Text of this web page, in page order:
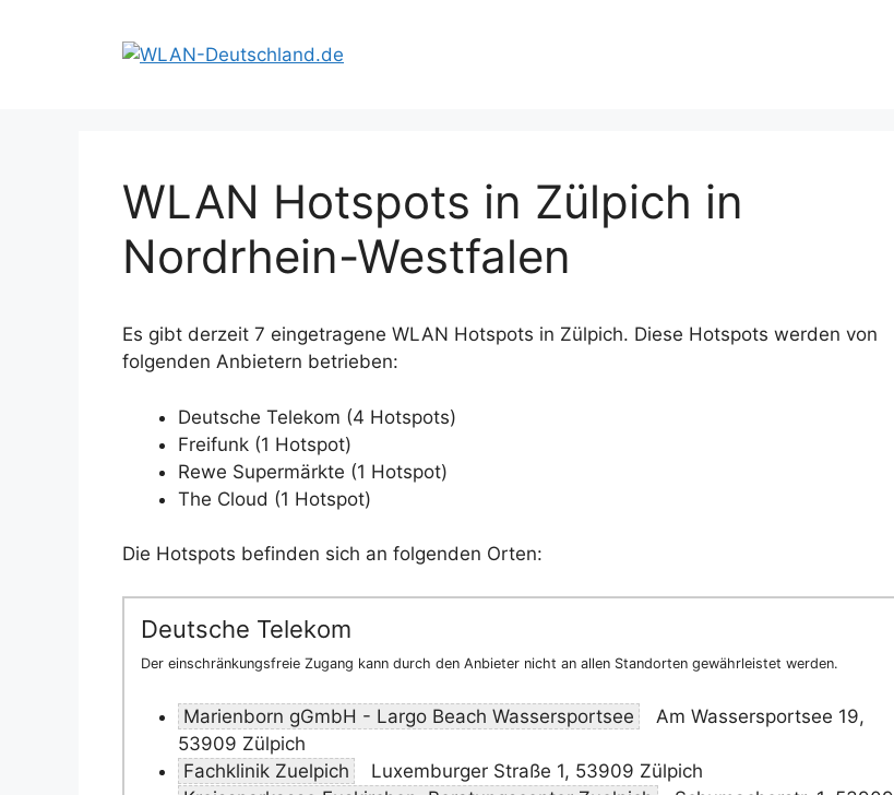
WLAN Hotspots in Zülpich in
Nordrhein-Westfalen
Es gibt derzeit 7 eingetragene WLAN Hotspots in Zülpich. Diese Hotspots werden von
folgenden Anbietern betrieben:
Deutsche Telekom (4 Hotspots)
Freifunk (1 Hotspot)
Rewe Supermärkte (1 Hotspot)
The Cloud (1 Hotspot)
Die Hotspots befinden sich an folgenden Orten:
Deutsche Telekom
Der einschränkungsfreie Zugang kann durch den Anbieter nicht an allen Standorten gewährleistet werden.
Marienborn gGmbH - Largo Beach Wassersportsee
Am Wassersportsee 19,
53909 Zülpich
Fachklinik Zuelpich
Luxemburger Straße 1, 53909 Zülpich